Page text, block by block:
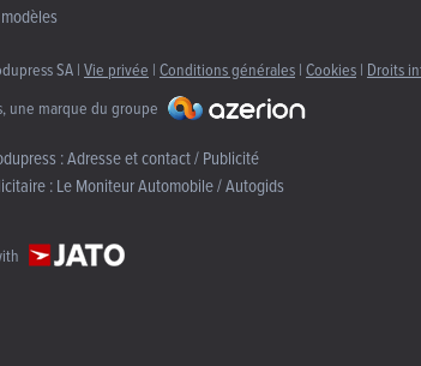
SA | Vie privée | Conditions générales | Cookies | Droits
une marque du groupe
:Adresse et contact / Publicité
:Le Moniteur Automobile / Autogids